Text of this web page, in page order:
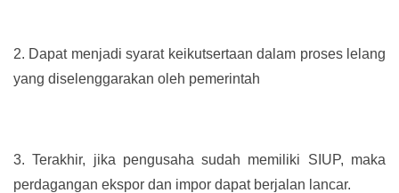
2. Dapat menjadi syarat keikutsertaan dalam proses lelang
yang diselenggarakan oleh pemerintah
3. Terakhir, jika pengusaha sudah memiliki SIUP, maka
perdagangan ekspor dan impor dapat berjalan lancar.